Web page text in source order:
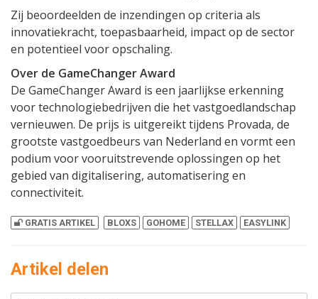
Zij beoordeelden de inzendingen op criteria als
innovatiekracht, toepasbaarheid, impact op de sector
en potentieel voor opschaling.
Over de GameChanger Award
De GameChanger Award is een jaarlijkse erkenning
voor technologiebedrijven die het vastgoedlandschap
vernieuwen. De prijs is uitgereikt tijdens Provada, de
grootste vastgoedbeurs van Nederland en vormt een
podium voor vooruitstrevende oplossingen op het
gebied van digitalisering, automatisering en
connectiviteit.
GRATIS ARTIKEL BLOXS GOHOME STELLAX EASYLINK
Artikel delen